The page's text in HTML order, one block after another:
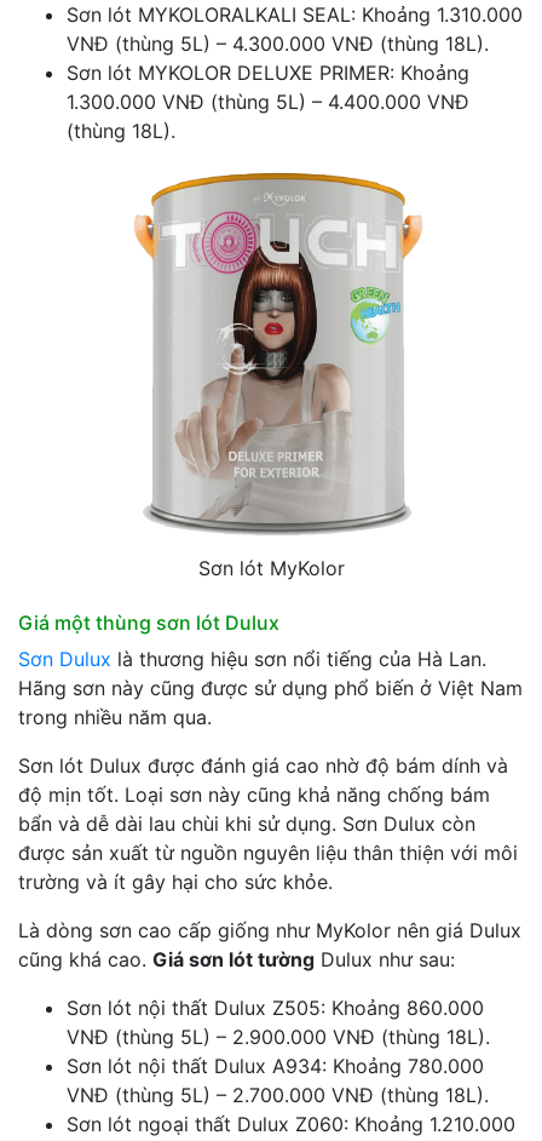
Sơn lót MYKOLORALKALI SEAL: Khoảng 1.310.000
VNĐ (thùng 5L) – 4.300.000 VNĐ (thùng 18L).
Sơn lót MYKOLOR DELUXE PRIMER: Khoảng
1.300.000 VNĐ (thùng 5L) – 4.400.000 VNĐ
(thùng 18L).
Sơn lót MyKolor
Giá một thùng sơn lót Dulux
Sơn Dulux là thương hiệu sơn nổi tiếng của Hà Lan.
Hãng sơn này cũng được sử dụng phổ biến ở Việt Nam
trong nhiều năm qua.
Sơn lót Dulux được đánh giá cao nhờ độ bám dính và
độ mịn tốt. Loại sơn này cũng khả năng chống bám
bẩn và dễ dài lau chùi khi sử dụng. Sơn Dulux còn
được sản xuất từ nguồn nguyên liệu thân thiện với môi
trường và ít gây hại cho sức khỏe.
Là dòng sơn cao cấp giống như MyKolor nên giá Dulux
cũng khá cao. Giá sơn lót tường Dulux như sau:
Sơn lót nội thất Dulux Z505: Khoảng 860.000
VNĐ (thùng 5L) – 2.900.000 VNĐ (thùng 18L).
Sơn lót nội thất Dulux A934: Khoảng 780.000
VNĐ (thùng 5L) – 2.700.000 VNĐ (thùng 18L).
Sơn lót ngoại thất Dulux Z060: Khoảng 1.210.000